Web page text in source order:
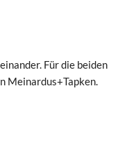
Für die beiden
Meinardus+Tapken.